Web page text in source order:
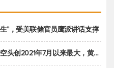
”，受美联储官员鹰派讲话支撑
以来最大，黄金期货投机性净多头头寸减少